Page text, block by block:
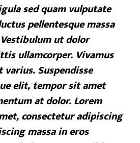
sed quam vulputate
pellentesque massa
ut dolor
ullamcorper. Vivamus
Suspendisse
elit, tempor sit amet
at dolor. Lorem
consectetur adipiscing
massa in eros